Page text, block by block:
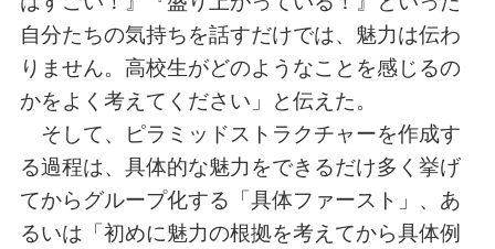
自分たちの気持ちを話すだけでは、魅力は伝わ
りません。高校生がどのようなことを感じるの
かをよく考えてください」と伝えた。
そして、ピラミッドストラクチャーを作成す
る過程は、具体的な魅力をできるだけ多く挙げ
てからグループ化する「具体ファースト」、あ
るいは「初めに魅力の根拠を考えてから具体例